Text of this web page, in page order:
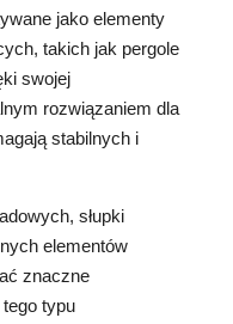
jako elementy
takich jak pergole
swojej
rozwiązaniem dla
stabilnych i
słupki
elementów
znaczne
typu